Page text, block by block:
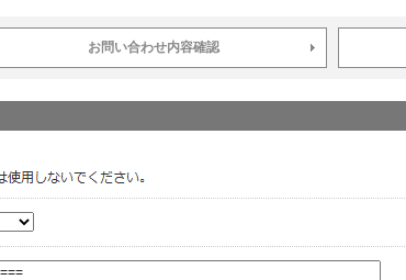
お問い合わせ内容確認